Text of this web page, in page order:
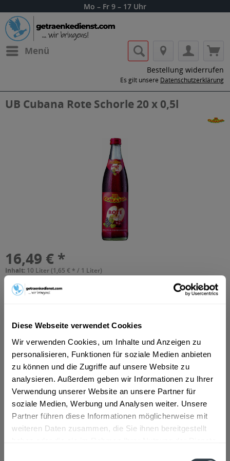
Diese Webseite verwendet Cookies
Wir verwenden Cookies, um Inhalte und Anzeigen zu
personalisieren, Funktionen für soziale Medien anbieten
zu können und die Zugriffe auf unsere Website zu
analysieren. Außerdem geben wir Informationen zu Ihrer
Verwendung unserer Website an unsere Partner für
soziale Medien, Werbung und Analysen weiter. Unsere
Partner führen diese Informationen möglicherweise mit
weiteren Daten zusammen, die Sie ihnen bereitgestellt
Mo – Fr 9 – 17 Uhr
Menü
Bestellung widerrufen
Es gilt unsere Datenschutzerklärung
UB Cubana Rote Schorle 20 x 0,5l
16,49 € *
Inhalt: 10 Liter (1,65 € * / 1 Liter)
Vorrätig
+3,69 € Pfand
In den Warenkorb
Hinzugefügt
Artikel-Nr.: 34194
Beschreibung
mehr
Wasser, Apfelsaft* (45,3%), Zironensaft*, Sauerkirschsaft*,